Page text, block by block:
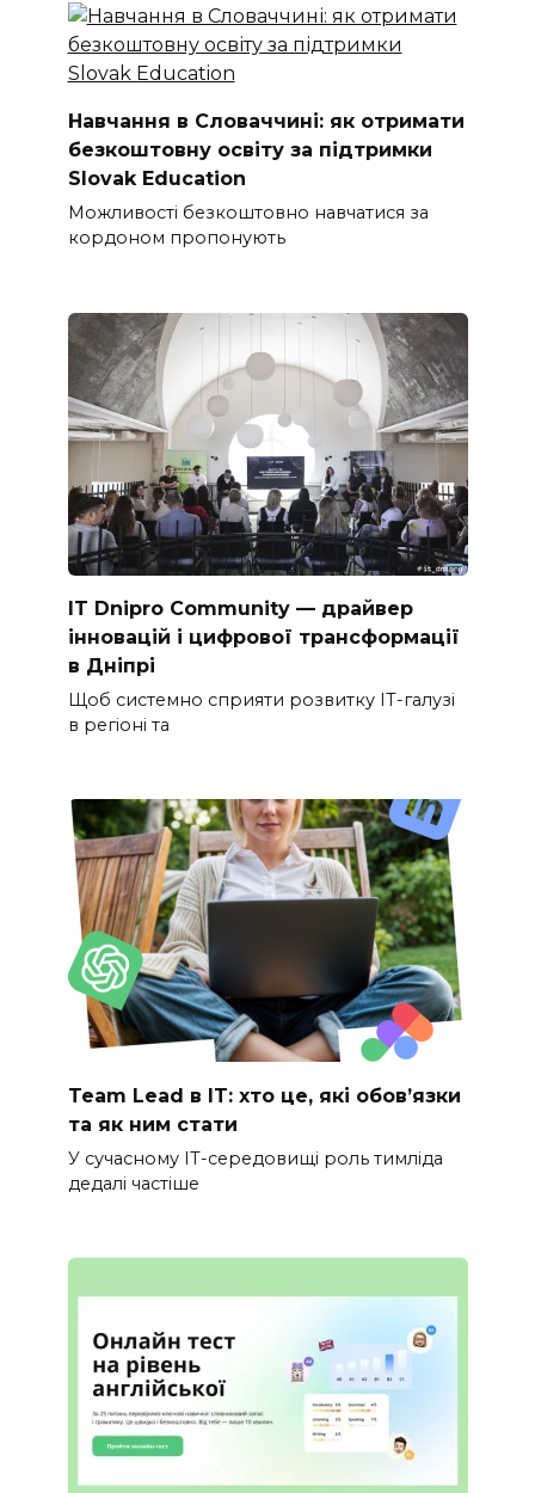
Навчання в Словаччині: як отримати
безкоштовну освіту за підтримки
Slovak Education
Можливості безкоштовно навчатися за
кордоном пропонують
IT Dnipro Community — драйвер
інновацій і цифрової трансформації
в Дніпрі
Щоб системно сприяти розвитку ІТ-галузі
в регіоні та
Team Lead в IT: хто це, які обов’язки
та як ним стати
У сучасному IT-середовищі роль тимліда
дедалі частіше